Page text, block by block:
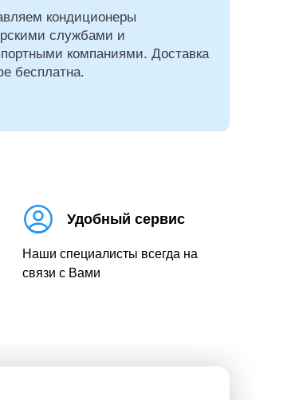
кондиционеры
службами и
компаниями. Доставка
бесплатна.
Удобный сервис
Наши специалисты всегда на
связи с Вами